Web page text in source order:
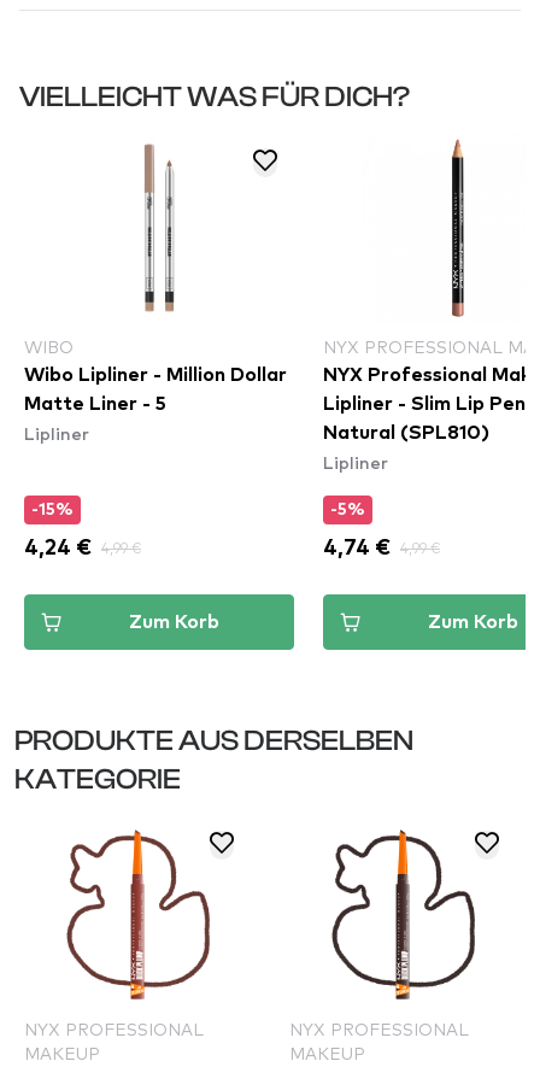
VIELLEICHT WAS FÜR DICH?
WIBO
Wibo Lipliner - Million Dollar
Matte Liner - 5
Lipliner
-15%
4,24 € 4,99 €
Zum Korb
NYX PROFESSIONAL
NYX Professional
Lipliner - Slim Lip
Natural (SPL810)
Lipliner
-5%
4,74 € 4,99 €
Zum Korb
PRODUKTE AUS DERSELBEN
KATEGORIE
NYX PROFESSIONAL
MAKEUP
NYX PROFESSIONAL
MAKEUP